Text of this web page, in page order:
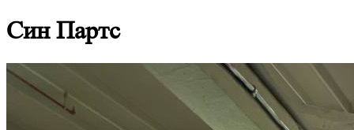
Син Партс